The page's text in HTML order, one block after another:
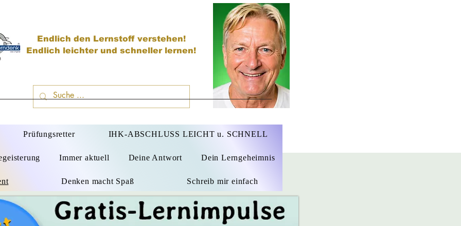
Endlich den Lernstoff verstehen!
Endlich leichter und schneller lernen!
Dr. Marius Ebert
Prüfungsretter IHK-ABSCHLUSS LEICHT u. SCHNELL
Immer aktuell Deine Antwort Dein Lerngeheimnis
Denken macht Spaß Schreib mir einfach